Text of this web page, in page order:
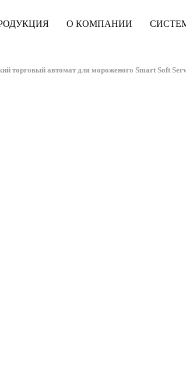
О КОМПАНИИ
торговый автомат для мороженого Smart Soft